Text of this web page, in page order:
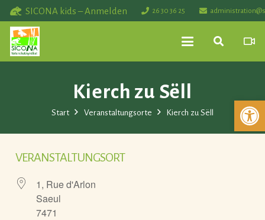
SICONA kids – Anmelden 26 30 36 25
Kierch zu Sëll
Start Veranstaltungsorte Kierch zu Sëll
VERANSTALTUNGSORT
1, Rue d'Arlon
Saeul
7471